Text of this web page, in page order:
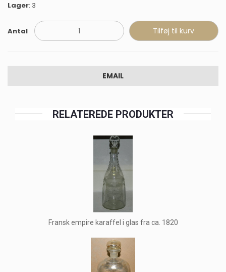
Lager: 3
Antal
EMAIL
RELATEREDE PRODUKTER
Fransk empire karaffel i glas fra ca. 1820